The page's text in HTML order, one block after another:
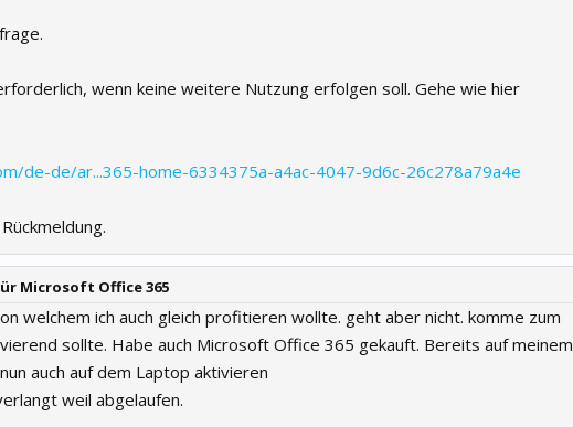
wenn keine weitere Nutzung erfolgen soll. Gehe wie hier
de-de/ar...365-home-6334375a-a4ac-4047-9d6c-26c278a79a4e
Microsoft Office 365
welchem ich auch gleich profitieren wollte. geht aber nicht. komme zum
sollte. Habe auch Microsoft Office 365 gekauft. Bereits auf meinem
auch auf dem Laptop aktivieren
weil abgelaufen.